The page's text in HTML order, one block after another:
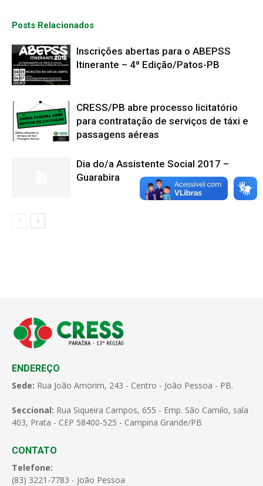
Posts Relacionados
Inscrições abertas para o ABEPSS
Itinerante – 4ª Edição/Patos-PB
CRESS/PB abre processo licitatório
para contratação de serviços de táxi e
passagens aéreas
Dia do/a Assistente Social 2017 –
Guarabira
ENDEREÇO
Sede: Rua João Amorim, 243 - Centro - João Pessoa - PB.
Seccional: Rua Siqueira Campos, 655 - Emp. São Camilo, sala
403, Prata - CEP 58400-525 - Campina Grande/PB
CONTATO
Telefone:
(83) 3221-7783 - João Pessoa